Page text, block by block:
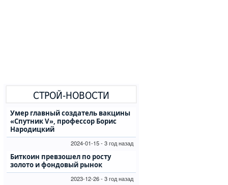
СТРОЙ-НОВОСТИ
Умер главный создатель вакцины
«Спутник V», профессор Борис
Народицкий
2024-01-15 - 3 год назад
Биткоин превзошел по росту
золото и фондовый рынок
2023-12-26 - 3 год назад